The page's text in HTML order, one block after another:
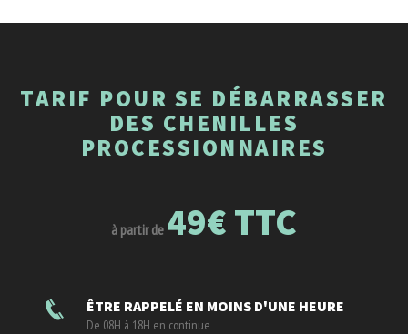
TARIF POUR SE DÉBARRASSER
DES CHENILLES
PROCESSIONNAIRES
à partir de 49€ TTC
ÊTRE RAPPELÉ EN MOINS D'UNE HEURE
De 08H à 18H en continue